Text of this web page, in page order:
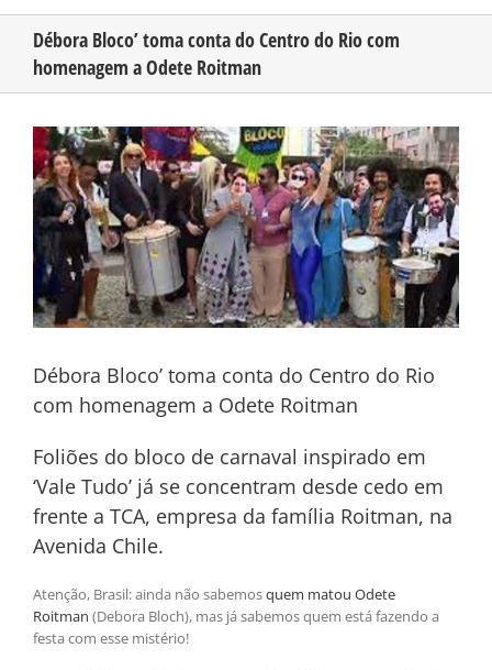
CONHEÇA O AMAZONAS
PUBLICIDADE
CONTATO
Débora Bloco’ toma conta do Centro do Rio com
homenagem a Odete Roitman
View
Larger
Image
Débora Bloco’ toma conta do Centro do Rio
com homenagem a Odete Roitman
Foliões do bloco de carnaval inspirado em
‘Vale Tudo’ já se concentram desde cedo em
frente a TCA, empresa da família Roitman, na
Avenida Chile.
Atenção, Brasil: ainda não sabemosquem matou Odete
Roitman (Debora Bloch), mas já sabemos quem está fazendo a
festa com esse mistério!